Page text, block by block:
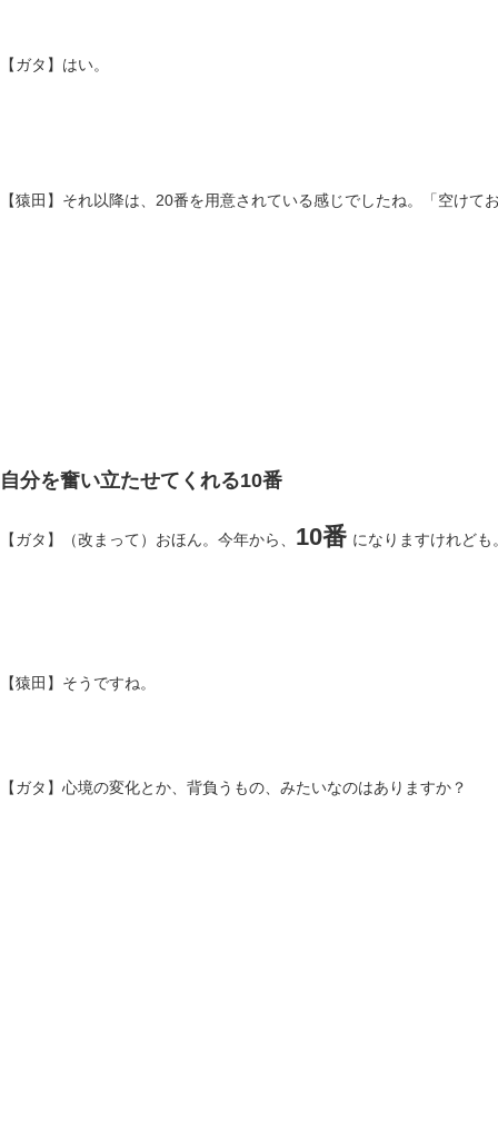
【ガタ】はい。
【猿田】それ以降は、20番を用意されている感じでしたね。「空けて
自分を奮い立たせてくれる10番
【ガタ】（改まって）おほん。今年から、 10番 になりますけれども
【猿田】そうですね。
【ガタ】心境の変化とか、背負うもの、みたいなのはありますか？